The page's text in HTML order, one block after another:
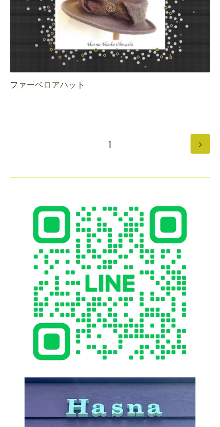
ファーベロアハット
1